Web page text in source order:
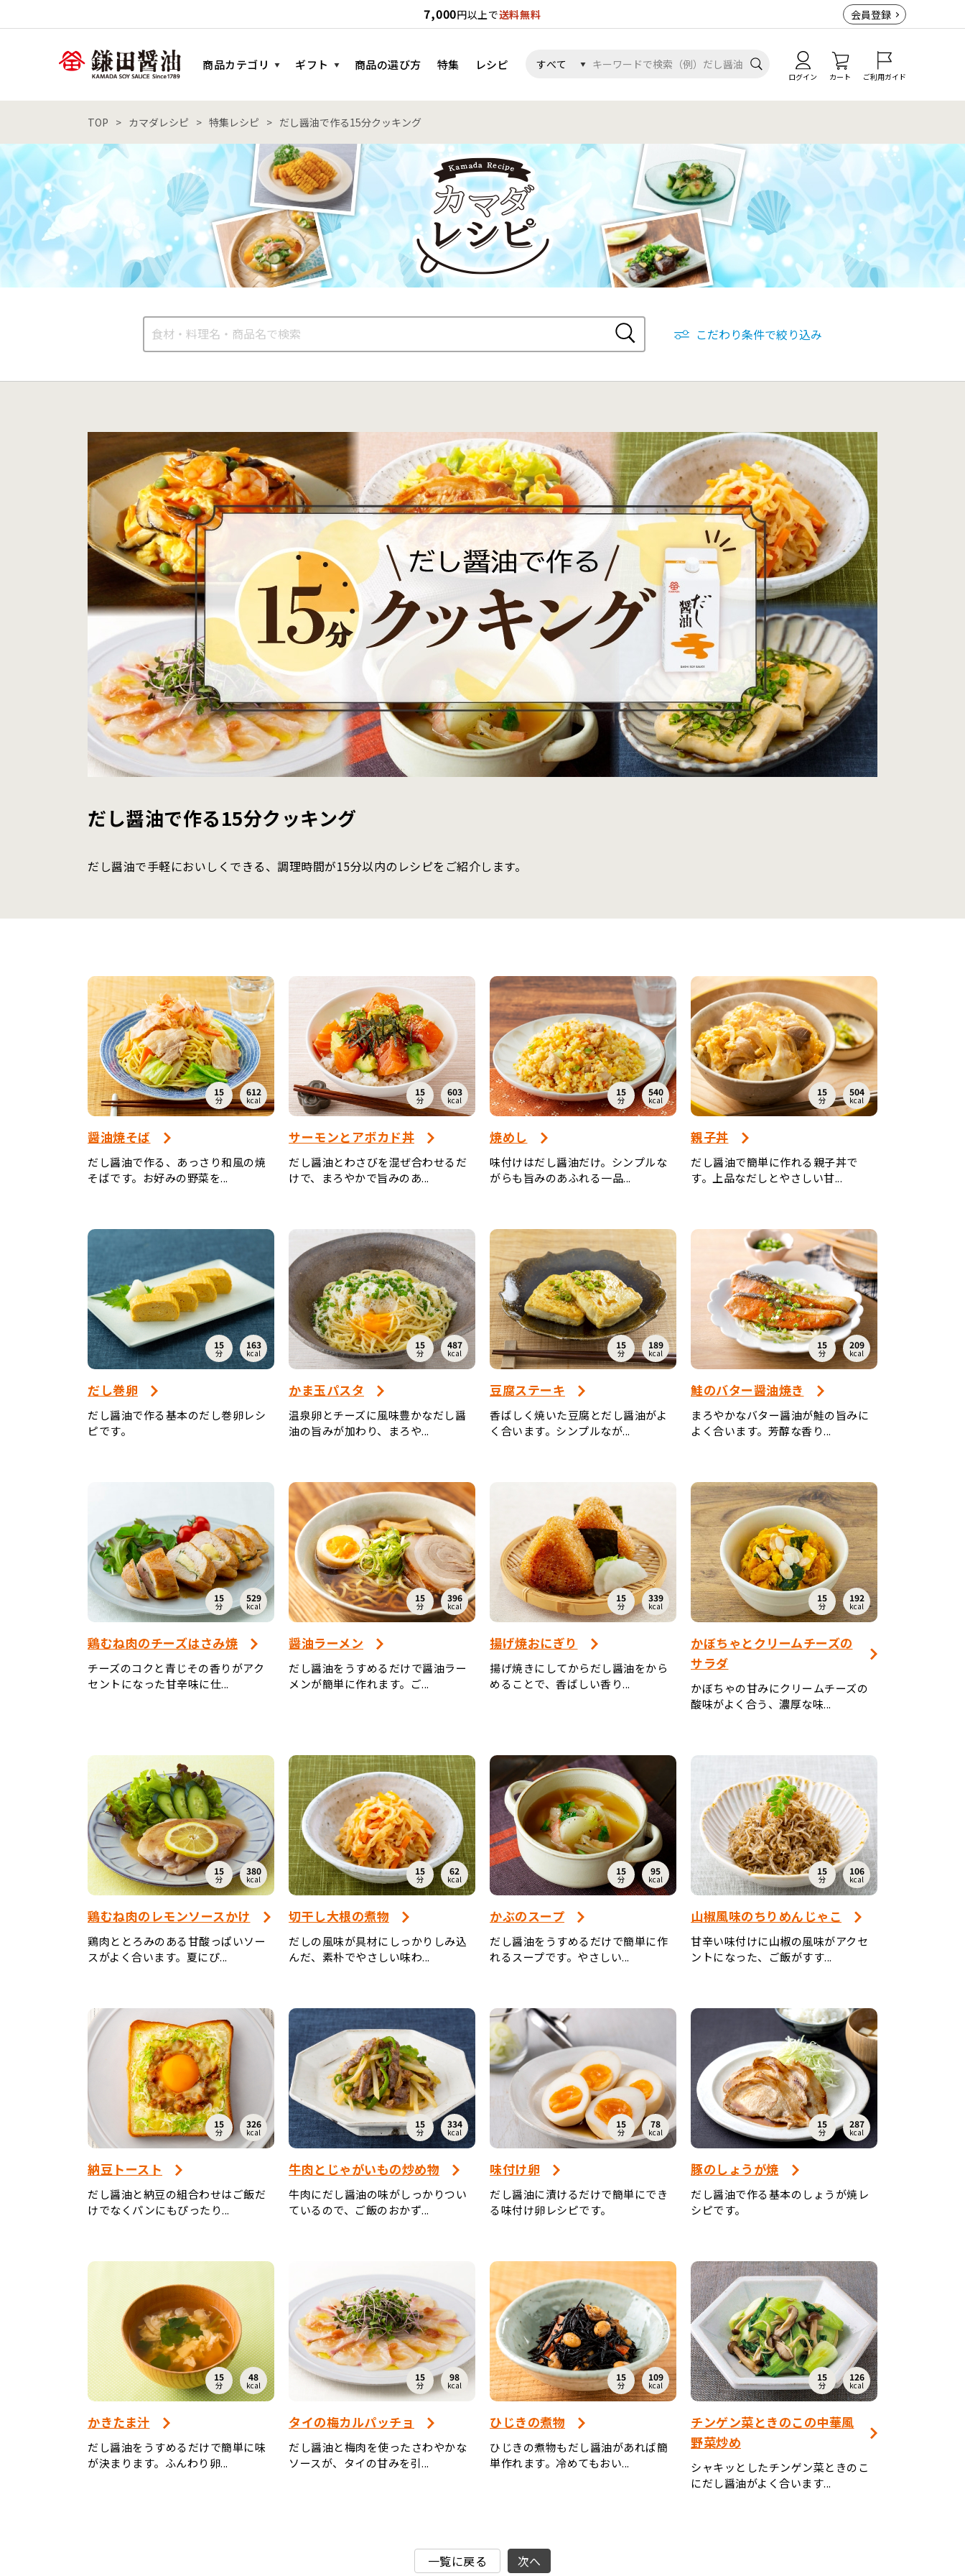
7,000円以上で送料無料 会員登録
商品カテゴリ ギフト 商品の選び方 特集 レシピ
ログイン カート ご利用ガイド
TOP カマダレシピ 特集レシピ だし醤油で作る15分クッキング
こだわり条件で絞り込み
だし醤油で作る15分クッキング
だし醤油で手軽においしくできる、調理時間が15分以内のレシピをご紹介します。
15
分
612
kcal
醤油焼そば
だし醤油で作る、あっさり和風の焼
そばです。お好みの野菜を...
15
分
603
kcal
サーモンとアボカド丼
だし醤油とわさびを混ぜ合わせるだ
けで、まろやかで旨みのあ...
15
分
540
kcal
焼めし
味付けはだし醤油だけ。シンプルな
がらも旨みのあふれる一品...
15
分
504
kcal
親子丼
だし醤油で簡単に作れる親子丼で
す。上品なだしとやさしい甘...
15
分
163
kcal
だし巻卵
だし醤油で作る基本のだし巻卵レシ
ピです。
15
分
487
kcal
かま玉パスタ
温泉卵とチーズに風味豊かなだし醤
油の旨みが加わり、まろや...
15
分
189
kcal
豆腐ステーキ
香ばしく焼いた豆腐とだし醤油がよ
く合います。シンプルなが...
15
分
209
kcal
鮭のバター醤油焼き
まろやかなバター醤油が鮭の旨みに
よく合います。芳醇な香り...
15
分
529
kcal
鶏むね肉のチーズはさみ焼
チーズのコクと青じその香りがアク
セントになった甘辛味に仕...
15
分
396
kcal
醤油ラーメン
だし醤油をうすめるだけで醤油ラー
メンが簡単に作れます。ご...
15
分
339
kcal
揚げ焼おにぎり
揚げ焼きにしてからだし醤油をから
めることで、香ばしい香り...
15
分
192
kcal
かぼちゃとクリームチーズの
サラダ
かぼちゃの甘みにクリームチーズの
酸味がよく合う、濃厚な味...
15
分
380
kcal
鶏むね肉のレモンソースかけ
鶏肉ととろみのある甘酸っぱいソー
スがよく合います。夏にぴ...
15
分
62
kcal
切干し大根の煮物
だしの風味が具材にしっかりしみ込
んだ、素朴でやさしい味わ...
15
分
95
kcal
かぶのスープ
だし醤油をうすめるだけで簡単に作
れるスープです。やさしい...
15
分
106
kcal
山椒風味のちりめんじゃこ
甘辛い味付けに山椒の風味がアクセ
ントになった、ご飯がすす...
15
分
326
kcal
納豆トースト
だし醤油と納豆の組合わせはご飯だ
けでなくパンにもぴったり...
15
分
334
kcal
牛肉とじゃがいもの炒め物
牛肉にだし醤油の味がしっかりつい
ているので、ご飯のおかず...
15
分
78
kcal
味付け卵
だし醤油に漬けるだけで簡単にでき
る味付け卵レシピです。
15
分
287
kcal
豚のしょうが焼
だし醤油で作る基本のしょうが焼レ
シピです。
15
分
48
kcal
かきたま汁
だし醤油をうすめるだけで簡単に味
が決まります。ふんわり卵...
15
分
98
kcal
タイの梅カルパッチョ
だし醤油と梅肉を使ったさわやかな
ソースが、タイの甘みを引...
15
分
109
kcal
ひじきの煮物
ひじきの煮物もだし醤油があれば簡
単作れます。冷めてもおい...
15
分
126
kcal
チンゲン菜ときのこの中華風
野菜炒め
シャキッとしたチンゲン菜ときのこ
にだし醤油がよく合います...
一覧に戻る 次へ